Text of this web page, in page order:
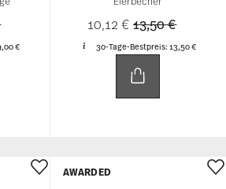
from
to
€
10,12 €Price reduced
13,50 €to
30-Tage-Bestpreis:13,50 €
AWARDED